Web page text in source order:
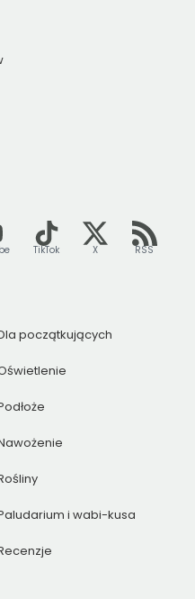
TikTok X RSS
początkujących
i wabi-kusa